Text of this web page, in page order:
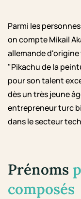
Parmi les
on compte Mikail
allemande
"Pikachu de la
pour son talent
dès un très jeune
entrepreneur turc
dans le secteur
Prénoms
composés